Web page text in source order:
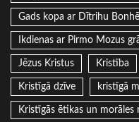
Gads kopa ar Dītrihu
Ikdienas ar Pirmo Mozus
Jēzus Kristus Kristība
Kristīgā dzīve kristīgā
Kristīgās ētikas un morāles